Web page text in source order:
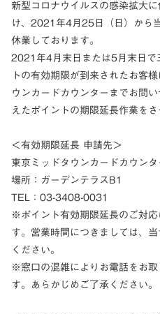
新型コロナウイルスの感染拡大
け、2021年4月25日（日）から
休業しております。
2021年4月末日または5月末日で
トの有効期限が到来されたお客
ウンカードカウンターまでお問
えたポイントの期限延長作業をさ
＜有効期限延長 申請先＞
東京ミッドタウンカードカウンタ
場所：ガーデンテラスB1
TEL：03-3408-0031
※ポイント有効期限延長のご対
す。営業時間につきましては、当
ください。
※窓口の混雑によりお電話をお
す。あらかじめご了承ください。